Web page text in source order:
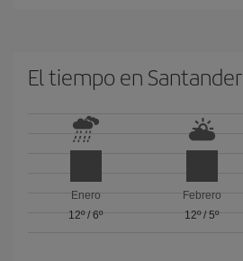
El tiempo en Santander
Enero
12º/6º
Febrero
12º/ 5º